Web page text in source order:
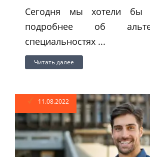
Сегодня мы хотели бы
подробнее об
специальностях ...
Читать далее
11.08.2022